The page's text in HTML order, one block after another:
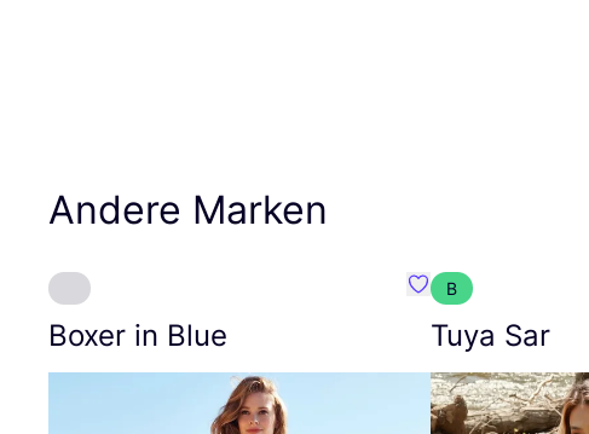
Andere Marken
Boxer in Blue
Favorit Boxer in Blue
B
Tuya Sar